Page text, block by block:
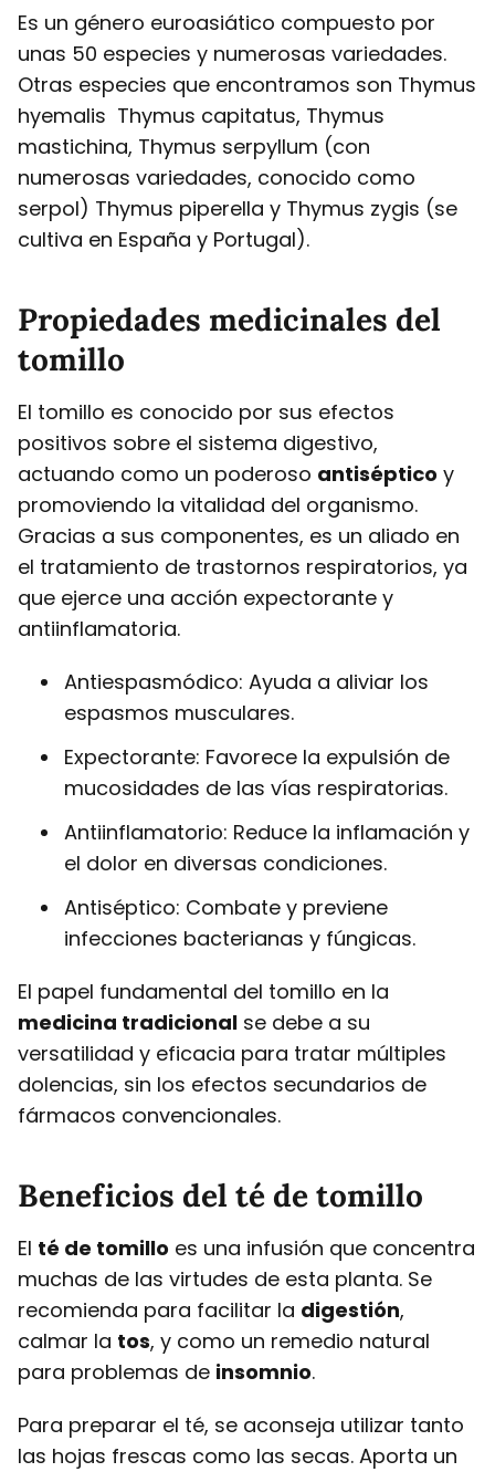
Es un género euroasiático compuesto por
unas 50 especies y numerosas variedades.
Otras especies que encontramos son Thymus
hyemalis Thymus capitatus, Thymus
mastichina, Thymus serpyllum (con
numerosas variedades, conocido como
serpol) Thymus piperella y Thymus zygis (se
cultiva en España y Portugal).
Propiedades medicinales del
tomillo
El tomillo es conocido por sus efectos
positivos sobre el sistema digestivo,
actuando como un poderoso antiséptico y
promoviendo la vitalidad del organismo.
Gracias a sus componentes, es un aliado en
el tratamiento de trastornos respiratorios, ya
que ejerce una acción expectorante y
antiinflamatoria.
Antiespasmódico: Ayuda a aliviar los
espasmos musculares.
Expectorante: Favorece la expulsión de
mucosidades de las vías respiratorias.
Antiinflamatorio: Reduce la inflamación y
el dolor en diversas condiciones.
Antiséptico: Combate y previene
infecciones bacterianas y fúngicas.
El papel fundamental del tomillo en la
medicina tradicional se debe a su
versatilidad y eficacia para tratar múltiples
dolencias, sin los efectos secundarios de
fármacos convencionales.
Beneficios del té de tomillo
El té de tomillo es una infusión que concentra
muchas de las virtudes de esta planta. Se
recomienda para facilitar la digestión,
calmar la tos, y como un remedio natural
para problemas de insomnio.
Para preparar el té, se aconseja utilizar tanto
las hojas frescas como las secas. Aporta un